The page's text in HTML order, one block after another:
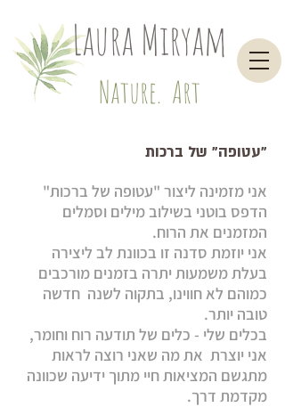
Laura Miryam
Nature. Art
"עטופה" של ברכות
אני מזמינה ליצור "עטופה של ברכות"
הדפס בוטני בשילוב מילים וסמלים
המזמנים את הרוח.
​אני יוזמת סדנה זו בכוונת לב ליצירה
בעלת משמעות יתרה בזמנים מורכבים
כמוהם לא חווינו, בתקוה לשנה חדשה
טובה יותר.
בכלים שלי - כלים של תודעה רוח וחומר,
אני יוצרת את מה שאני רוצה לראות
מתגשם המציאות חיי מתוך ידיעה שכוונה
מקדמת דרך.